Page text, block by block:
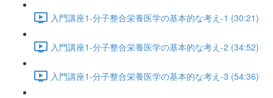
入門講座1-分子整合栄養医学の基本的な考え-1 (30:21)
入門講座1-分子整合栄養医学の基本的な考え-2 (34:52)
入門講座1-分子整合栄養医学の基本的な考え-3 (54:36)